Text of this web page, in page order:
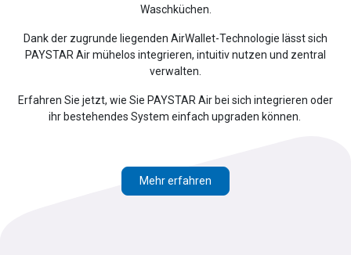
Waschküchen.
Dank der zugrunde liegenden AirWallet-Technologie lässt sich
PAYSTAR Air mühelos integrieren, intuitiv nutzen und zentral
verwalten.
Erfahren Sie jetzt, wie Sie PAYSTAR Air bei sich integrieren oder
ihr bestehendes System einfach upgraden können.
Mehr erfahren